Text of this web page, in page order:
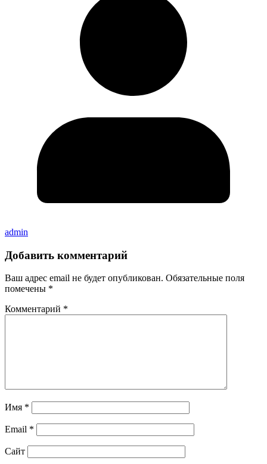
admin
Добавить комментарий
Ваш адрес email не будет опубликован. Обязательные поля
помечены *
Комментарий *
Имя *
Email *
Сайт